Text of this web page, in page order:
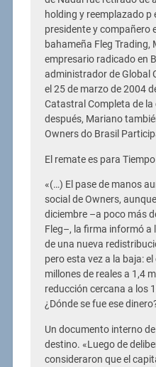
holding y reemplazado p
presidente y compañero
bahameña Fleg Trading,
empresario radicado en
administrador de Global
el 25 de marzo de 2004
Catastral Completa de la
después, Mariano
Owners do Brasil
El remate es para
«(…) El pase de manos
social de Owners,
diciembre –a poco más
Fleg–, la firma informó
de una nueva
pero esta vez a la baja:
millones de reales a 1,4
reducción cercana a los
¿Dónde se fue ese
Un documento interno
destino. «Luego de
consideraron que el